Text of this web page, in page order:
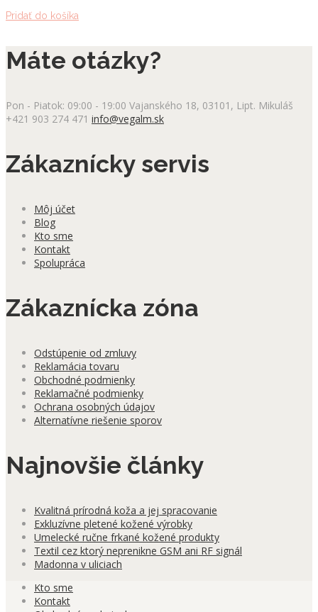
Pridať do košíka
Máte otázky?
Pon - Piatok: 09:00 - 19:00 Vajanského 18, 03101, Lipt. Mikuláš
+421 903 274 471 info@vegalm.sk
Zákaznícky servis
Môj účet
Blog
Kto sme
Kontakt
Spolupráca
Zákaznícka zóna
Odstúpenie od zmluvy
Reklamácia tovaru
Obchodné podmienky
Reklamačné podmienky
Ochrana osobných údajov
Alternatívne riešenie sporov
Najnovšie články
Kvalitná prírodná koža a jej spracovanie
Exkluzívne pletené kožené výrobky
Umelecké ručne frkané kožené produkty
Textil cez ktorý neprenikne GSM ani RF signál
Madonna v uliciach
Kto sme
Kontakt